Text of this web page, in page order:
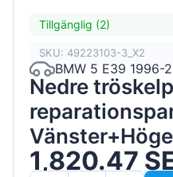
Tillgänglig (2)
SKU: 49223103-3_X2
BMW 5 E39 1996-
Nedre
1,820.47